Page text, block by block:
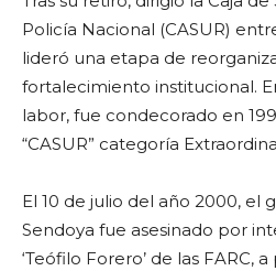
Policía Nacional (CASUR)
lideró una etapa de
fortalecimiento institucional.
labor, fue condecorado en
“CASUR” categoría
El 10 de julio del año 2000, el
Sendoya fue asesinado por
‘Teófilo Forero’ de las FARC,